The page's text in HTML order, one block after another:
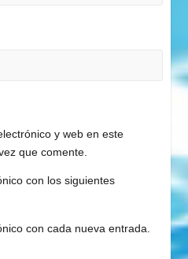
y web en este
que comente.
con los siguientes
con cada nueva entrada.